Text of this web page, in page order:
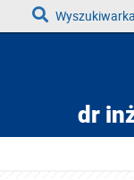
Wyszukiwarka
dr